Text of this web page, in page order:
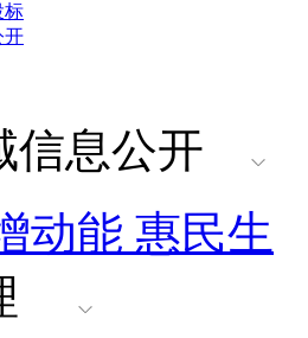
标
开
信息公开
动能 惠民生